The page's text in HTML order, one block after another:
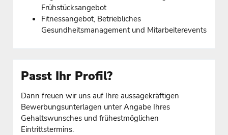
Frühstücksangebot
Fitnessangebot, Betriebliches
Gesundheitsmanagement und Mitarbeiterevents
Passt Ihr Profil?
Dann freuen wir uns auf Ihre aussagekräftigen
Bewerbungsunterlagen unter Angabe Ihres
Gehaltswunsches und frühestmöglichen
Eintrittstermins.